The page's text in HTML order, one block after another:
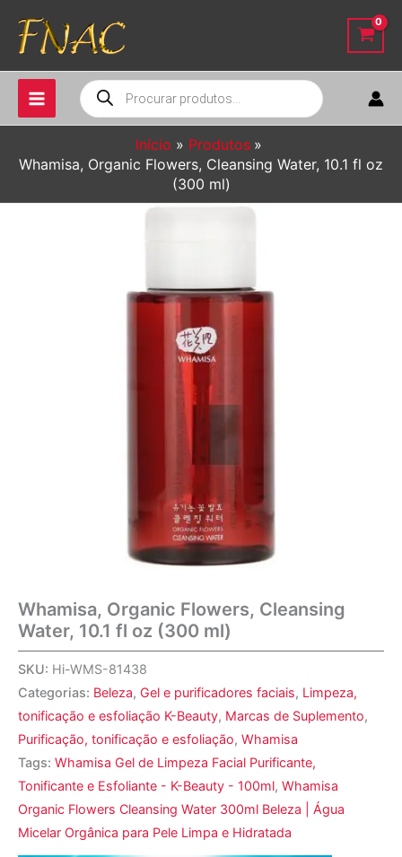
para
conteúdo
Pesquisar
produtos
Início
Produtos
Whamisa, Organic Flowers, Cleansing Water, 10.1 fl oz
(300 ml)
Whamisa, Organic Flowers, Cleansing
Water, 10.1 fl oz (300 ml)
SKU: Hi-WMS-81438
Categorias: Beleza, Gel e purificadores faciais, Limpeza,
tonificação e esfoliação K-Beauty, Marcas de Suplemento,
Purificação, tonificação e esfoliação, Whamisa
Tags: Whamisa Gel de Limpeza Facial Purificante,
Tonificante e Esfoliante - K-Beauty - 100ml, Whamisa
Organic Flowers Cleansing Water 300ml Beleza | Água
Micelar Orgânica para Pele Limpa e Hidratada